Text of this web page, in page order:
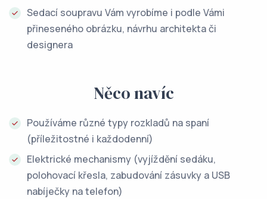
Sedací soupravu Vám vyrobíme i podle Vámi
přineseného obrázku, návrhu architekta či
designera
Něco navíc
Používáme různé typy rozkladů na spaní
(příležitostné i každodenní)
Elektrické mechanismy (vyjíždění sedáku,
polohovací křesla, zabudování zásuvky a USB
nabíječky na telefon)